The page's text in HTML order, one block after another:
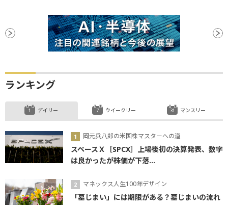
ランキング
デイリー
岡元兵八郎の米国株マスターへの道
スペースＸ［SPCX］上場後初の決算発表、数字
は良かったが株価が下落...
マネックス人生100年デザイン
「墓じまい」には期限がある？墓じまいの流れ
ウイークリー マンスリー